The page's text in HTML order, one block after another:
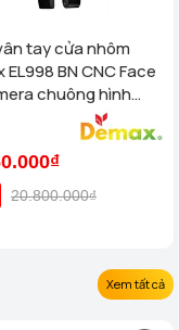
tay cửa nhôm
EL998 BN CNC Face
chuông hình
nước của tiêu chuẩn
20.800.000₫
Xem tất cả